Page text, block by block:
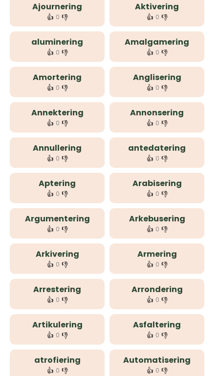
Ajournering
👍 0 👎
Aktivering
👍 0 👎
aluminering
👍 0 👎
Amalgamering
👍 0 👎
Amortering
👍 0 👎
Anglisering
👍 0 👎
Annektering
👍 0 👎
Annonsering
👍 0 👎
Annullering
👍 0 👎
antedatering
👍 0 👎
Aptering
👍 0 👎
Arabisering
👍 0 👎
Argumentering
👍 0 👎
Arkebusering
👍 0 👎
Arkivering
👍 0 👎
Armering
👍 0 👎
Arrestering
👍 0 👎
Arrondering
👍 0 👎
Artikulering
👍 0 👎
Asfaltering
👍 0 👎
atrofiering
👍 0 👎
Automatisering
👍 0 👎